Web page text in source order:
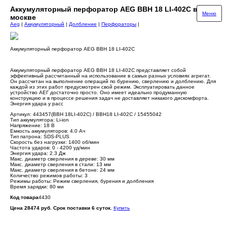
Аккумуляторный перфоратор AEG BBH 18 LI-402C в
москве
Меню
Aeg | Аккумуляторный | Долбление | Перфораторы |
Аккумуляторный перфоратор AEG BBH 18 LI-402C
Аккумуляторный перфоратор AEG BBH 18 LI-402C представляет собой
эффективный рассчитанный на использование в самых разных условиях агрегат.
Он рассчитан на выполнение операций по бурению, сверлению и долблению. Для
каждой из этих работ предусмотрен свой режим. Эксплуатировать данное
устройство АЕГ достаточно просто. Оно имеет идеально продуманную
конструкцию и в процессе решения задач не доставляет никакого дискомфорта.
Энергия удара у расс
Артикул: 443457(BBH 18LI-402C) / BBH18 LI-402C / 15455042
Тип аккумулятора: Li-ion
Напряжение: 18 В
Емкость аккумуляторов: 4.0 Aч
Тип патрона: SDS-PLUS
Скорость без нагрузки: 1400 об/мин
Частота ударов: 0 - 4200 уд/мин
Энергия удара: 2.3 Дж
Макс. диаметр сверления в дереве: 30 мм
Макс. диаметр сверления в стали: 13 мм
Макс. диаметр сверления в бетоне: 24 мм
Количество режимов работы: 3
Режимы работы: Режим сверления, бурения и долбления
Время зарядки: 80 ми
Код товара4430
Цена 28474 руб. Срок поставки 6 суток. Купить